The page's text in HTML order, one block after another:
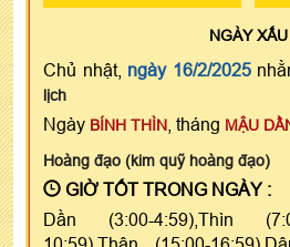
NGÀYXẤU
Chủ nhật, ngày 16/2/2025
lịch
Ngày BÍNH THÌN , tháng MẬU
Hoàng đạo (kim quỹ hoàng đạo)
GIỜ TỐT TRONG NGÀY :
Dần (3:00-4:59),Thìn